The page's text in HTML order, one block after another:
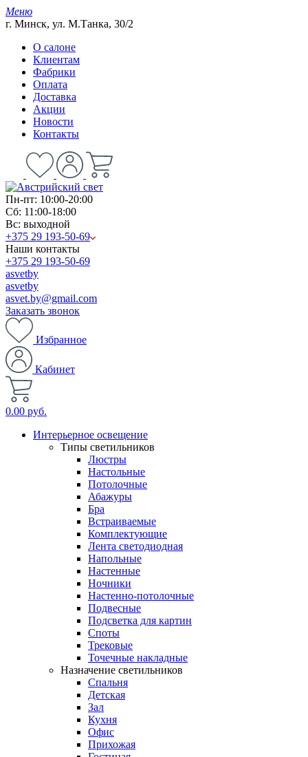
Меню
г. Минск, ул. М.Танка, 30/2
О салоне
Клиентам
Фабрики
Оплата
Доставка
Акции
Новости
Контакты
Пн-пт: 10:00-20:00
Сб: 11:00-18:00
Вс: выходной
+375 29 193-50-69
Наши контакты
+375 29 193-50-69
asvetby
asvetby
asvet.by@gmail.com
Заказать звонок
Избранное
Кабинет
0.00 руб.
Интерьерное освещение
Типы светильников
Люстры
Настольные
Потолочные
Абажуры
Бра
Встраиваемые
Комплектующие
Лента светодиодная
Напольные
Настенные
Ночники
Настенно-потолочные
Подвесные
Подсветка для картин
Споты
Трековые
Точечные накладные
Назначение светильников
Спальня
Детская
Зал
Кухня
Офис
Прихожая